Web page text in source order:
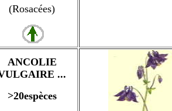
(Rosacées)
ANCOLIE
...
>20espèces